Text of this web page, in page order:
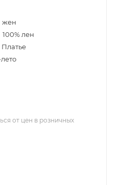
жен
100% лен
Платье
от цен в розничных